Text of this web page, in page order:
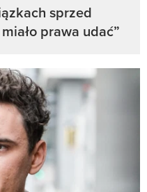
sprzed
prawa udać”